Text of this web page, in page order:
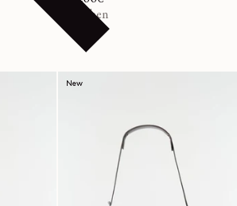
Preis
2 Farben
New